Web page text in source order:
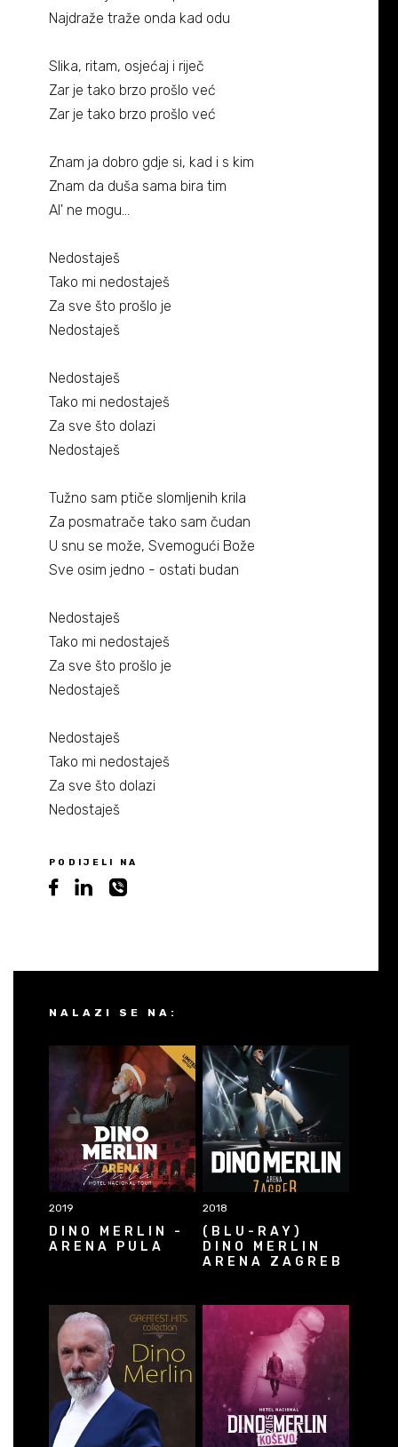
Kontakt
Najdraže traže onda kad odu
Slika, ritam, osjećaj i riječ
Zar je tako brzo prošlo već
Zar je tako brzo prošlo već
Znam ja dobro gdje si, kad i s kim
Znam da duša sama bira tim
Al' ne mogu...
Nedostaješ
Tako mi nedostaješ
Za sve što prošlo je
Nedostaješ
Nedostaješ
Tako mi nedostaješ
Za sve što dolazi
Nedostaješ
Tužno sam ptiče slomljenih krila
Za posmatrače tako sam čudan
U snu se može, Svemogući Bože
Sve osim jedno - ostati budan
Nedostaješ
Tako mi nedostaješ
Za sve što prošlo je
Nedostaješ
Nedostaješ
Tako mi nedostaješ
Za sve što dolazi
Nedostaješ
PODIJELI NA
NALAZI SE NA:
2019
DINO MERLIN -
ARENA PULA
2018
(BLU-RAY)
DINO MERLIN
ARENA ZAGREB